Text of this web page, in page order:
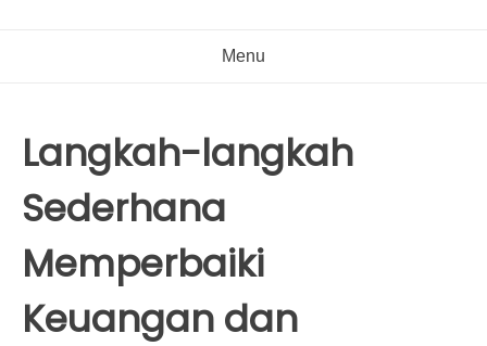
Menu
Langkah-langkah
Sederhana
Memperbaiki
Keuangan dan